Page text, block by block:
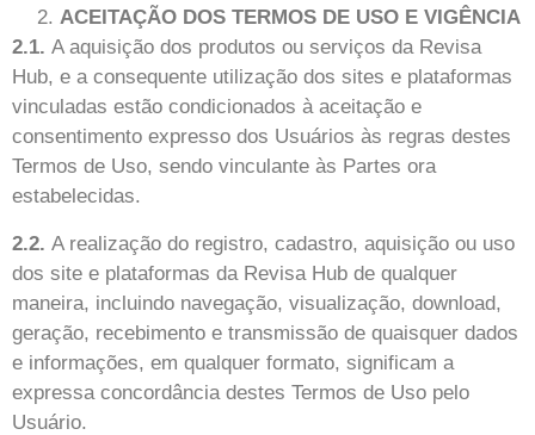
ACEITAÇÃO DOS TERMOS DE USO E VIGÊNCIA
2.1. A aquisição dos produtos ou serviços da Revisa
Hub, e a consequente utilização dos sites e plataformas
vinculadas estão condicionados à aceitação e
consentimento expresso dos Usuários às regras destes
Termos de Uso, sendo vinculante às Partes ora
estabelecidas.
2.2. A realização do registro, cadastro, aquisição ou uso
dos site e plataformas da Revisa Hub de qualquer
maneira, incluindo navegação, visualização, download,
geração, recebimento e transmissão de quaisquer dados
e informações, em qualquer formato, significam a
expressa concordância destes Termos de Uso pelo
Usuário.